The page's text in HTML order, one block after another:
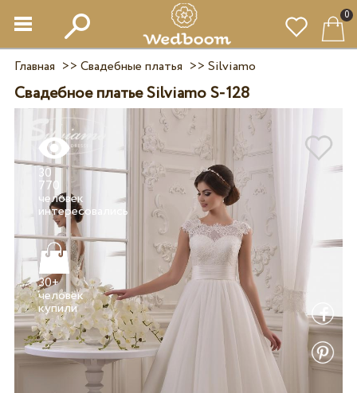
0
Главная >> Свадебные платья >> Silviamo
Свадебное платье Silviamo S-128
30
770
человек
30+
человек
купили